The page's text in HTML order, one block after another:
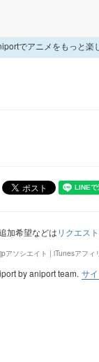
でアニメをもっと楽
加希望などはリクエス
アソシエイト | iTunesアフ
by aniport team. サ